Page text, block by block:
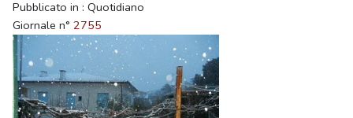
Pubblicato in : Quotidiano
Giornale n° 2755